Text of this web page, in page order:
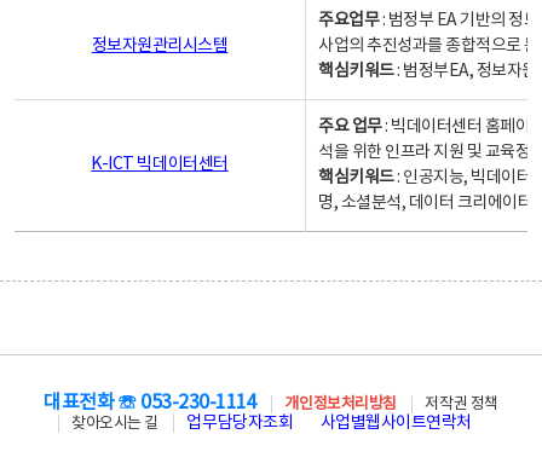
정보자원관리시스템
주요업무: 범정부 EA 기반의 정
사업의 추진성과를 종합적으로
핵심키워드: 범정부EA, 정보자
K-ICT 빅데이터센터
주요 업무: 빅데이터센터 홈페이
석을 위한 인프라 지원 및 교육정
핵심키워드: 인공지능, 빅데이터,
명, 소셜분석, 데이터 크리에이터
대표전화 ☏ 053-230-1114 개인정보처리방침
저작권 정책
찾아오시는 길
업무담당자조회 사업별웹사이트연락처